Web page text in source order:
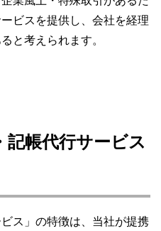
ビスを提供し、会社を経理
と考えられます。
記帳代行サービス
ス」の特徴は、当社が提携